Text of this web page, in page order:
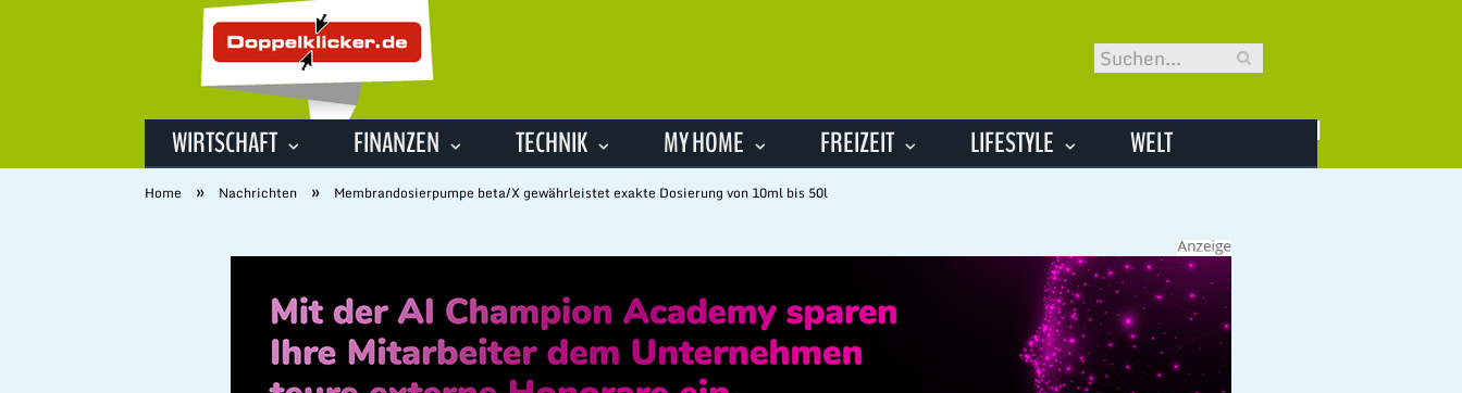
WIRTSCHAFT FINANZEN TECHNIK MY HOME FREIZEIT LIFESTYLE WELT
Home » Nachrichten » Membrandosierpumpe beta/X gewährleistet exakte Dosierung von 10ml bis 50l